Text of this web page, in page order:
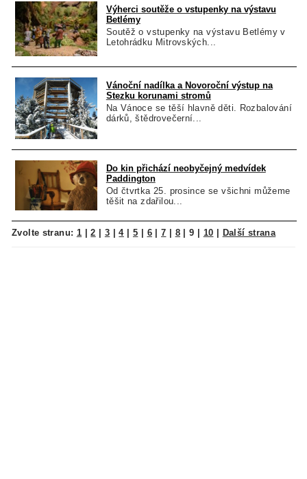
Výherci soutěže o vstupenky na výstavu
Betlémy
Soutěž o vstupenky na výstavu Betlémy v
Letohrádku Mitrovských...
Vánoční nadílka a Novoroční výstup na
Stezku korunami stromů
Na Vánoce se těší hlavně děti. Rozbalování
dárků, štědrovečerní...
Do kin přichází neobyčejný medvídek
Paddington
Od čtvrtka 25. prosince se všichni můžeme
těšit na zdařilou...
Zvolte stranu: 1 |2 3 |4| 5 6|7 8|9 10 Další strana